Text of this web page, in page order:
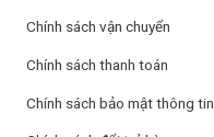
Chính sách vận chuyển
Chính sách thanh toán
Chính sách bảo mật thông tin